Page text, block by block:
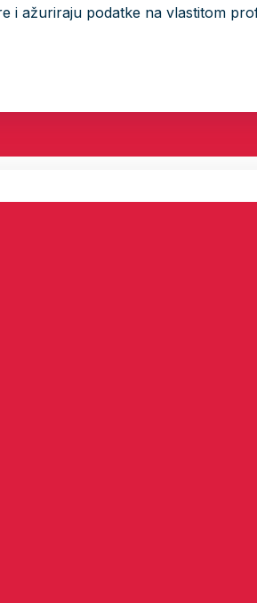
i ažuriraju podatke na vlastitom